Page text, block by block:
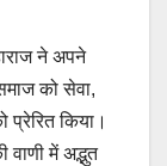
ने अपने
को सेवा,
प्रेरित किया।
में अद्भुत